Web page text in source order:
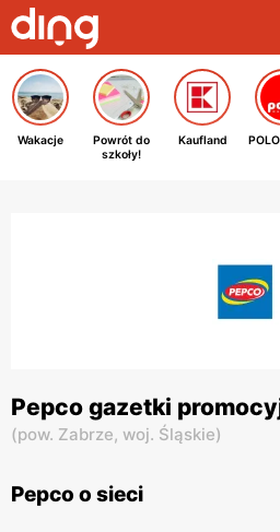
Wakacje
Powrót do
szkoły!
Kaufland
Pepco gazetki
(pow. Zabrze, woj. Śląskie)
Pepco o sieci